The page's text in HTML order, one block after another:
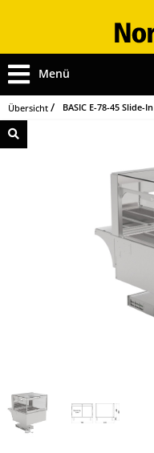
Menü
Übersicht BASIC E-78-45 Slide-In